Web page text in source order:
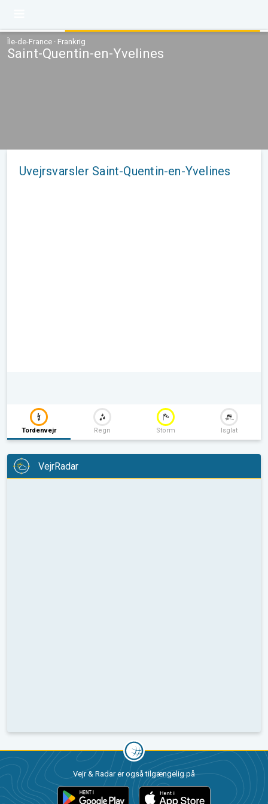
Île-de-France · Frankrig
Saint-Quentin-en-Yvelines
Uvejrsvarsler Saint-Quentin-en-Yvelines
Tordenvejr Regn Storm Isglat
VejrRadar
Vejr & Radar er også tilgængelig på